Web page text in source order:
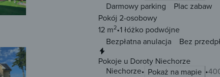
Darmowy parking
Plac zabaw
Pokój 2-osobowy
12 m2 1 łóżko podwójne
Bezpłatna anulacja
Bez
Pokoje u Doroty Niechorze
Niechorze
Pokaż na mapie